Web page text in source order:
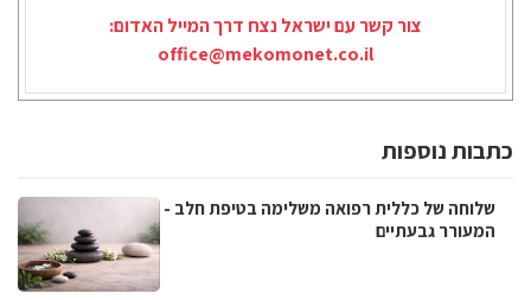
צור קשר עם ישראל נצח דרך המייל האדום:
office@mekomonet.co.il
כתבות נוספות
שלוחה של כללית רפואה משלימה בטיפת חלב -
המעורר גבעתיים